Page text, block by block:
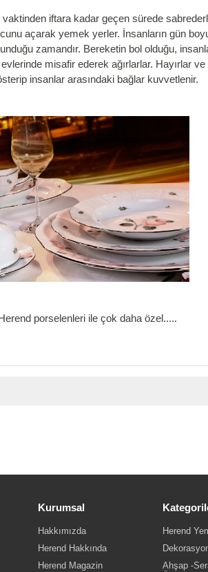
iftara kadar geçen sürede
açarak yemek yerler. İnsanların gün
zamandır. Bereketin bol olduğu,
misafir ederek ağırlarlar. Hayırlar
insanlar arasındaki bağlar kuvvetlenir.
porselenleri ile çok daha özel.....
Kurumsal
Hakkımızda
Herend Hakkında
Herend Magazin
Herend
Ahşap -